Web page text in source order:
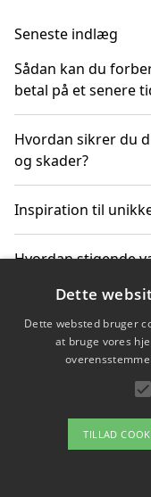
Seneste indlæg
Sådan kan du
betal på et senere
Hvordan sikrer du
og skader?
Inspiration til
Hvordan stigende
Sådan vælger du
vandreture i
Om /
Dette
Dette websted bruger
at bruge vores
TILLAD